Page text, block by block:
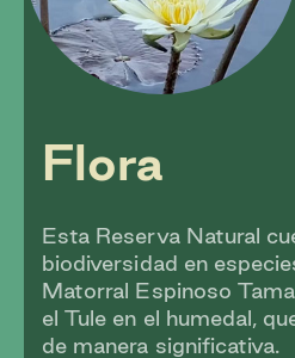
Flora
Esta Reserva Natural
biodiversidad en
Matorral Espinoso
el Tule en el humedal,
de manera significativa.